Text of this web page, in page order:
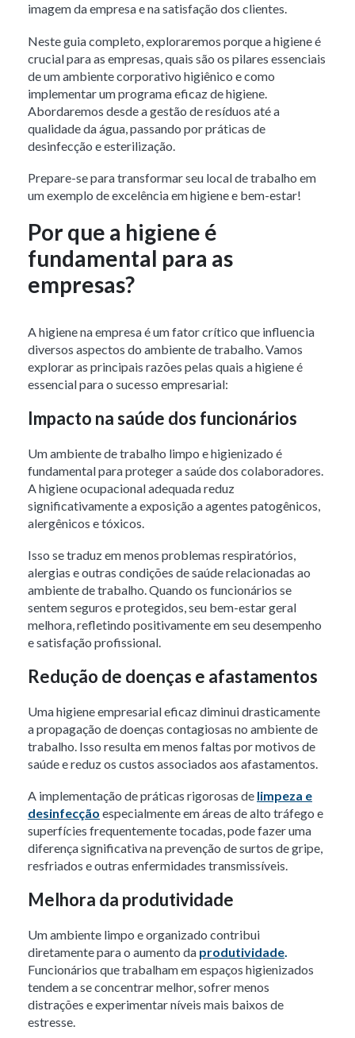
imagem da empresa e na satisfação dos clientes.
Neste guia completo, exploraremos porque a higiene é
crucial para as empresas, quais são os pilares essenciais
de um ambiente corporativo higiênico e como
implementar um programa eficaz de higiene.
Abordaremos desde a gestão de resíduos até a
qualidade da água, passando por práticas de
desinfecção e esterilização.
Prepare-se para transformar seu local de trabalho em
um exemplo de excelência em higiene e bem-estar!
Por que a higiene é
fundamental para as
empresas?
A higiene na empresa é um fator crítico que influencia
diversos aspectos do ambiente de trabalho. Vamos
explorar as principais razões pelas quais a higiene é
essencial para o sucesso empresarial:
Impacto na saúde dos funcionários
Um ambiente de trabalho limpo e higienizado é
fundamental para proteger a saúde dos colaboradores.
A higiene ocupacional adequada reduz
significativamente a exposição a agentes patogênicos,
alergênicos e tóxicos.
Isso se traduz em menos problemas respiratórios,
alergias e outras condições de saúde relacionadas ao
ambiente de trabalho. Quando os funcionários se
sentem seguros e protegidos, seu bem-estar geral
melhora, refletindo positivamente em seu desempenho
e satisfação profissional.
Redução de doenças e afastamentos
Umahigiene empresarialeficaz diminui drasticamente
a propagação de doenças contagiosas no ambiente de
trabalho. Isso resulta em menos faltas por motivos de
saúde e reduz os custos associados aos afastamentos.
A implementação de práticas rigorosas de limpeza e
desinfecção especialmente em áreas de alto tráfego e
superfícies frequentemente tocadas, pode fazer uma
diferença significativa na prevenção de surtos de gripe,
resfriados e outras enfermidades transmissíveis.
Melhora da produtividade
Um ambiente limpo e organizado contribui
diretamente para o aumento da produtividade
Funcionários que trabalham em espaços higienizados
tendem a se concentrar melhor, sofrer menos
distrações e experimentar níveis mais baixos de
estresse.